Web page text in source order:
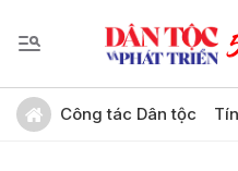
Công tác Dân tộc